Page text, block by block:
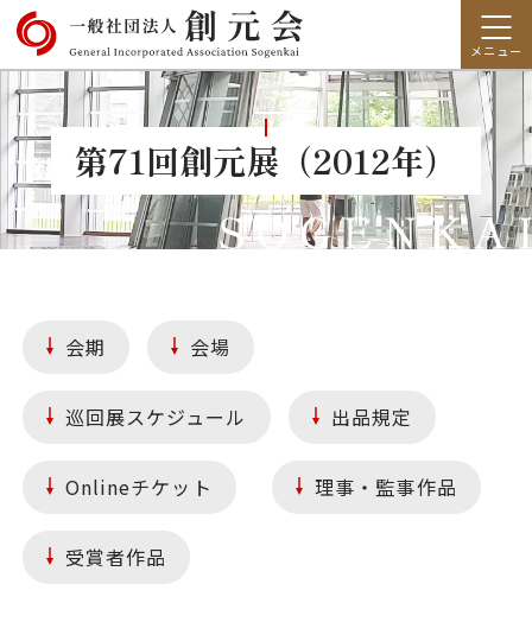
第71回創元展（2012年）
会期 会場
巡回展スケジュール 出品規定
Onlineチケット 理事・監事作品
受賞者作品